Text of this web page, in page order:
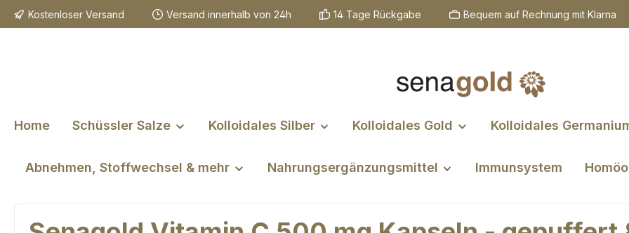
Hauptinhalt springen
Zur Suche springen
Zur Hauptnavigation springen
Kostenloser Versand Versand innerhalb von 24h 14 Tage Rückgabe Bequem auf Rechnung mit Klarna
Home Schüssler Salze Kolloidales Silber Kolloidales Gold Kolloidales
Abnehmen, Stoffwechsel & mehr Nahrungsergänzungsmittel Immunsystem